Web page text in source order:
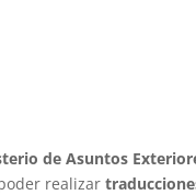
de Asuntos
realizar